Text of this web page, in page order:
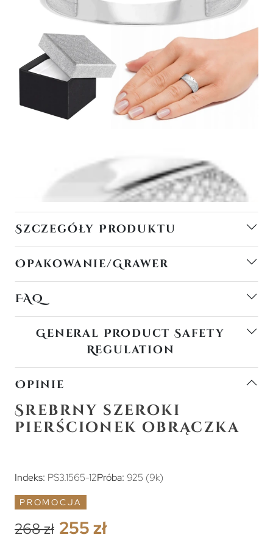
Szczegóły Produktu
Opakowanie/Grawer
FAQ
General Product Safety
Regulation
Opinie
Srebrny szeroki
pierścionek obrączka
Indeks: PS3.1565-12Próba: 925 (9k)
PROMOCJA
268 zł 255 zł